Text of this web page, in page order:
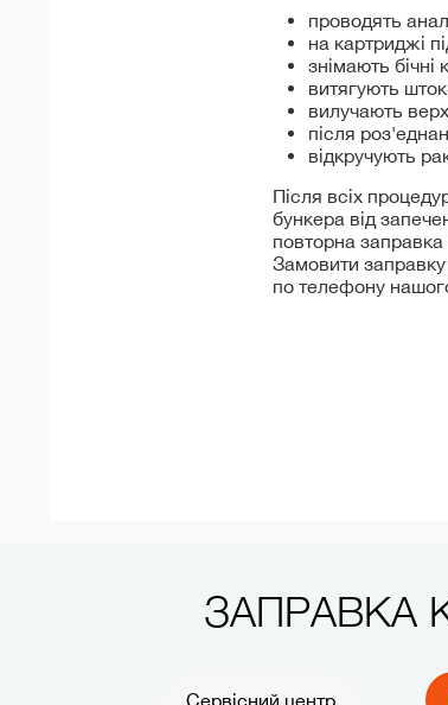
проводять
на картриджі
знімають бічні
витягують
вилучають
після
відкручують
Після всіх
бункера від
повторна
Замовити заправку
по телефону
ЗАПРАВКА
Сервісний центр